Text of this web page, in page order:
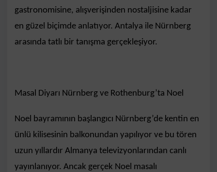
gastronomisine, alışverişinden nostaljisine kadar
en güzel biçimde anlatıyor. Antalya ile Nürnberg
arasında tatlı bir tanışma gerçekleşiyor.
Masal Diyarı Nürnberg ve Rothenburg’ta Noel
Noel bayramının başlangıcı Nürnberg’de kentin en
ünlü kilisesinin balkonundan yapılıyor ve bu tören
uzun yıllardır Almanya televizyonlarından canlı
yayınlanıyor. Ancak gerçek Noel masalı